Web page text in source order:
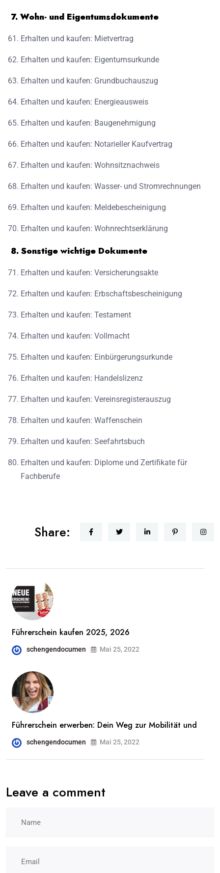
7. Wohn- und Eigentumsdokumente
Erhalten und kaufen: Mietvertrag
Erhalten und kaufen: Eigentumsurkunde
Erhalten und kaufen: Grundbuchauszug
Erhalten und kaufen: Energieausweis
Erhalten und kaufen: Baugenehmigung
Erhalten und kaufen: Notarieller Kaufvertrag
Erhalten und kaufen: Wohnsitznachweis
Erhalten und kaufen: Wasser- und Stromrechnungen
Erhalten und kaufen: Meldebescheinigung
Erhalten und kaufen: Wohnrechtserklärung
8. Sonstige wichtige Dokumente
Erhalten und kaufen: Versicherungsakte
Erhalten und kaufen: Erbschaftsbescheinigung
Erhalten und kaufen: Testament
Erhalten und kaufen: Vollmacht
Erhalten und kaufen: Einbürgerungsurkunde
Erhalten und kaufen: Handelslizenz
Erhalten und kaufen: Vereinsregisterauszug
Erhalten und kaufen: Waffenschein
Erhalten und kaufen: Seefahrtsbuch
Erhalten und kaufen: Diplome und Zertifikate für
Fachberufe
Share:
Führerschein kaufen 2025, 2026
schengendocumen Mai 25, 2022
Führerschein erwerben: Dein Weg zur Mobilität und
schengendocumen Mai 25, 2022
Leave a comment